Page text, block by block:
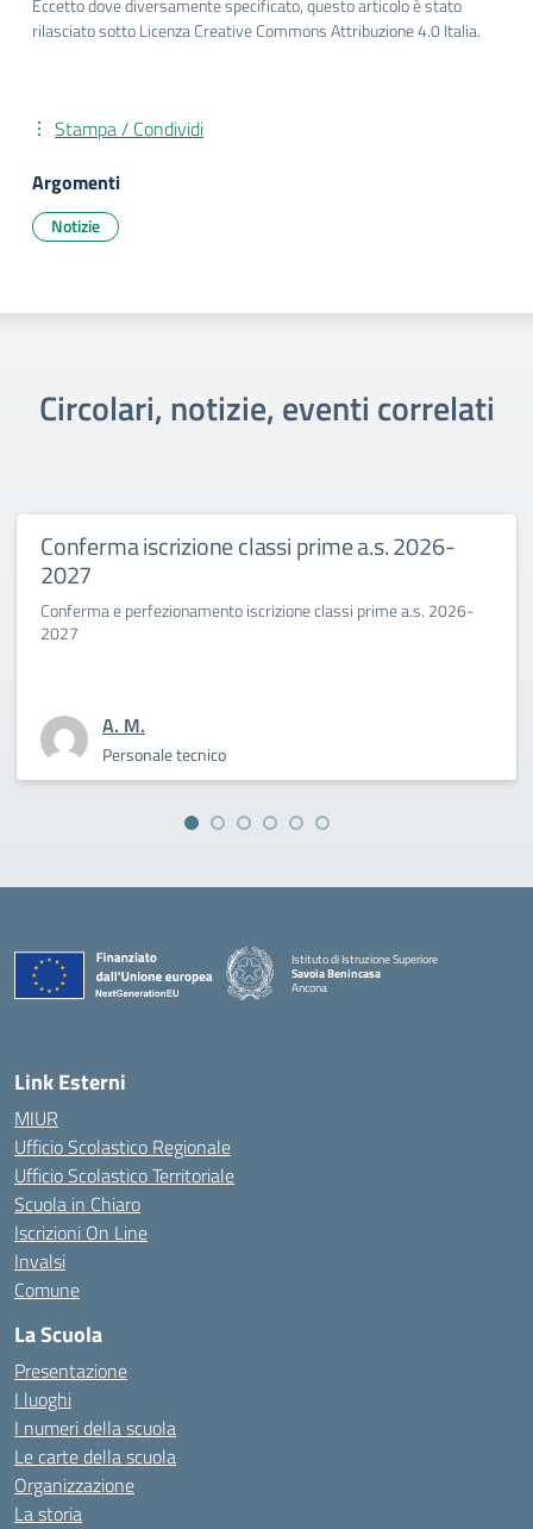
Eccetto dove diversamente specificato, questo articolo è stato
rilasciato sotto Licenza Creative Commons Attribuzione 4.0 Italia.
Stampa / Condividi
Argomenti
Notizie
Circolari, notizie, eventi correlati
iscrizione classi prime a.s. 2026-
e perfezionamento iscrizione classi prime a.s. 2026-
A. M.
Personale tecnico
Istituto di Istruzione Superiore
Savoia Benincasa
Ancona
Link Esterni
MIUR
Ufficio Scolastico Regionale
Ufficio Scolastico Territoriale
Scuola in Chiaro
Iscrizioni On Line
Invalsi
Comune
La Scuola
Presentazione
I luoghi
I numeri della scuola
Le carte della scuola
Organizzazione
La storia